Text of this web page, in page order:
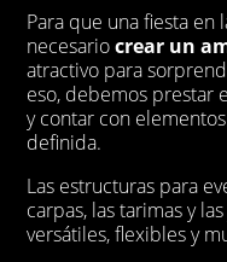
Para que una fiesta en
necesariocrear un
atractivo para
eso, debemos prestar
y contar con
definida.
Las estructuras para
carpas, las tarimas y
versátiles, flexibles y